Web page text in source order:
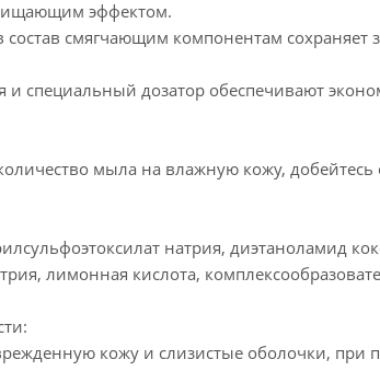
эффектом.
состав смягчающим компонентам
и специальный дозатор обеспечивают
мыла на влажную кожу,
натрия, диэтаноламид
лимонная кислота,
кожу и слизистые оболочки, при